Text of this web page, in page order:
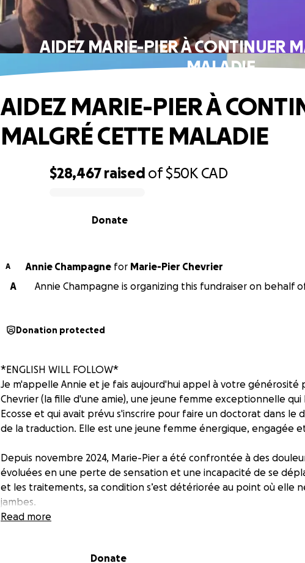
AIDEZ MARIE-PIER À CONTINUER
MALADIE
$28,467 raised of$50K CAD
Donate
AIDEZ MARIE-PIER À
MALGRÉ CETTE MALADIE
A Annie Champagne for Marie-Pier Chevrier
A
Annie Champagne is organizing this fundraiser on behalf
Donation protected
*ENGLISH WILL FOLLOW*
Je m'appelle Annie et je fais aujourd'hui appel à votre générosité
Chevrier (la fille d'une amie), une jeune femme exceptionnelle
Ecosse et qui avait prévu s'inscrire pour faire un doctorat dans le
de la traduction. Elle est une jeune femme énergique, engagée
Depuis novembre 2024, Marie-Pier a été confrontée à des
évoluées en une perte de sensation et une incapacité de se
et les traitements, sa condition s’est détériorée au point où elle
jambes.
énormes et aucune aide ou subvention n'est disponible pour elle,
Read more
Donate